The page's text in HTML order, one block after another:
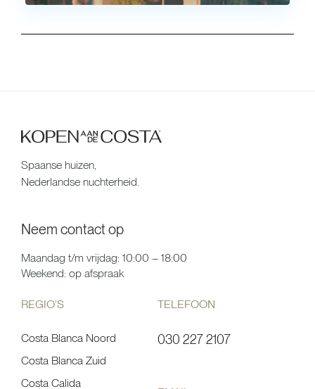
Spaanse huizen,
Nederlandse nuchterheid.
Neem contact op
Maandag t/m vrijdag: 10:00 – 18:00
Weekend: op afspraak
REGIO’S
Costa Blanca Noord
Costa Blanca Zuid
Costa Calida
TELEFOON
030 227 2107